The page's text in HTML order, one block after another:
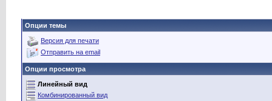
Опции темы
Версия для печати
Отправить на email
Опции просмотра
Линейный вид
Комбинированный вид